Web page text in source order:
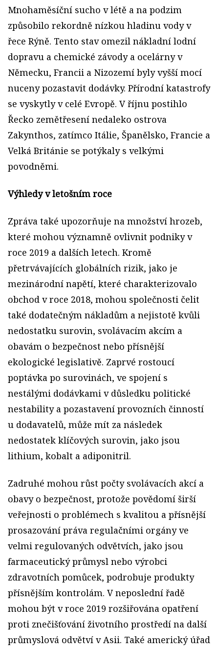
Mnohaměsíční sucho v létě a na podzim
způsobilo rekordně nízkou hladinu vody v
řece Rýně. Tento stav omezil nákladní lodní
dopravu a chemické závody a ocelárny v
Německu, Francii a Nizozemí byly vyšší mocí
nuceny pozastavit dodávky. Přírodní katastrofy
se vyskytly v celé Evropě. V říjnu postihlo
Řecko zemětřesení nedaleko ostrova
Zakynthos, zatímco Itálie, Španělsko, Francie a
Velká Británie se potýkaly s velkými
povodněmi.
Výhledy v letošním roce
Zpráva také upozorňuje na množství hrozeb,
které mohou významně ovlivnit podniky v
roce 2019 a dalších letech. Kromě
přetrvávajících globálních rizik, jako je
mezinárodní napětí, které charakterizovalo
obchod v roce 2018, mohou společnosti čelit
také dodatečným nákladům a nejistotě kvůli
nedostatku surovin, svolávacím akcím a
obavám o bezpečnost nebo přísnější
ekologické legislativě. Zaprvé rostoucí
poptávka po surovinách, ve spojení s
nestálými dodávkami v důsledku politické
nestability a pozastavení provozních činností
u dodavatelů, může mít za následek
nedostatek klíčových surovin, jako jsou
lithium, kobalt a adiponitril.
Zadruhé mohou růst počty svolávacích akcí a
obavy o bezpečnost, protože povědomí širší
veřejnosti o problémech s kvalitou a přísnější
prosazování práva regulačními orgány ve
velmi regulovaných odvětvích, jako jsou
farmaceutický průmysl nebo výrobci
zdravotních pomůcek, podrobuje produkty
přísnějším kontrolám. V neposlední řadě
mohou být v roce 2019 rozšiřována opatření
proti znečišťování životního prostředí na další
průmyslová odvětví v Asii. Také americký úřad